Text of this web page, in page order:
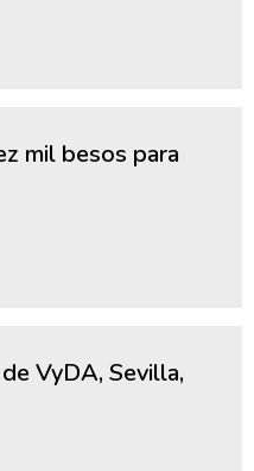
mil besos para
VyDA, Sevilla,